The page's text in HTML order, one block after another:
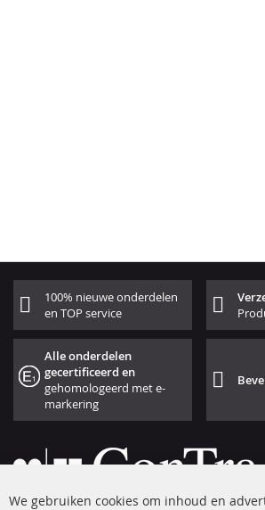
100% nieuwe onderdelen
en TOP service
Alle onderdelen
gecertificeerd en
gehomologeerd met e-
markering
We gebruiken cookies om inhoud en